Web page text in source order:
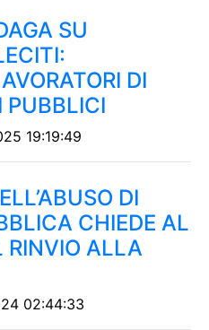
SU
DI
PUBBLICI
19:19:49
DI
CHIEDE AL
RINVIO ALLA
02:44:33